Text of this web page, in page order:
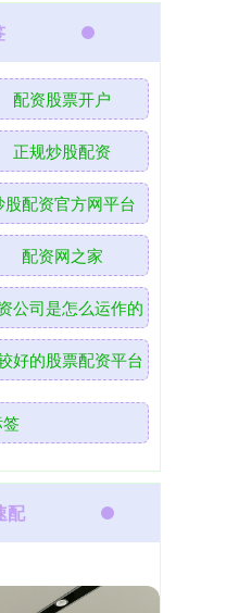
配资股票开户
正规炒股配资
股配资官方网平台
配资网之家
公司是怎么运作的
好的股票配资平台
配